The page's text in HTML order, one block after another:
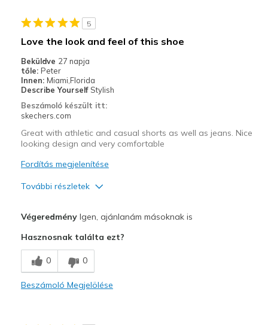
View On Shoes
5
Love the look and feel of this shoe
Beküldve 27 napja
tőle: Peter
Innen: Miami,Florida
Describe Yourself Stylish
Beszámoló készült itt:
skechers.com
Great with athletic and casual shorts as well as jeans. Nice
looking design and very comfortable
Fordítás megjelenítése
További részletek
Breathe Well
Comfortable
VégeredményIgen, ajánlanám másoknak is
Hasznosnak találta ezt?
0 0
Beszámoló Megjelölése